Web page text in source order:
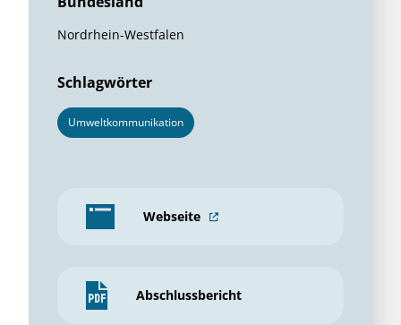
Nordrhein-Westfalen
Schlagwörter
Umweltkommunikation
Webseite
Abschlussbericht